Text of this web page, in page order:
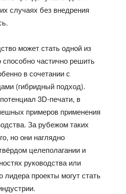
случаях без внедрения
может стать одной из
частично решить
в сочетании с
(гибридный подход).
3D-печати, в
примеров применения
За рубежом таких
но они наглядно
целеполагании и
руководства или
лидера проекты могут стать